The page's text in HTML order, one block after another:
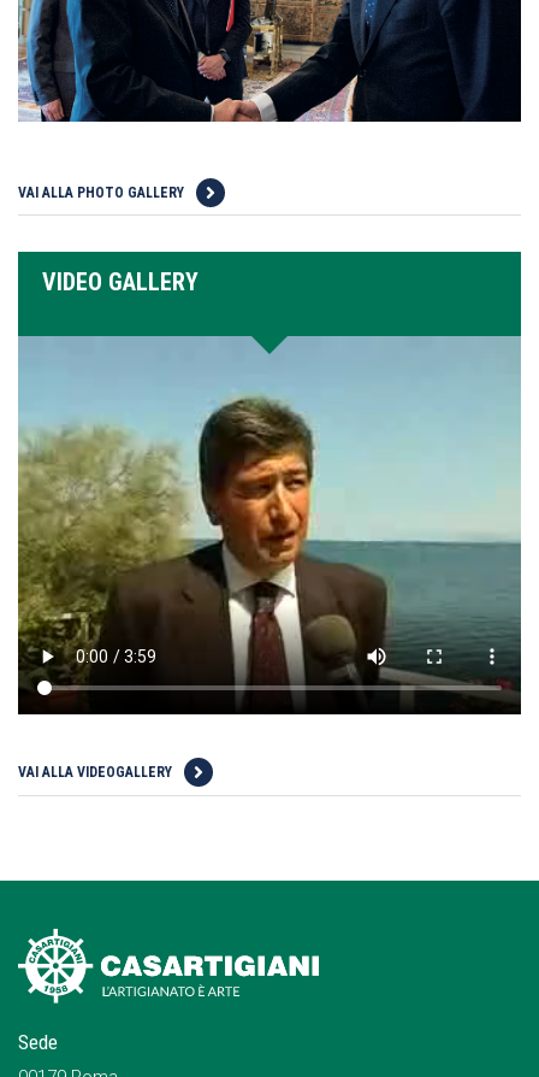
VAI ALLA PHOTO GALLERY
VIDEO GALLERY
VAI ALLA VIDEOGALLERY
Sede